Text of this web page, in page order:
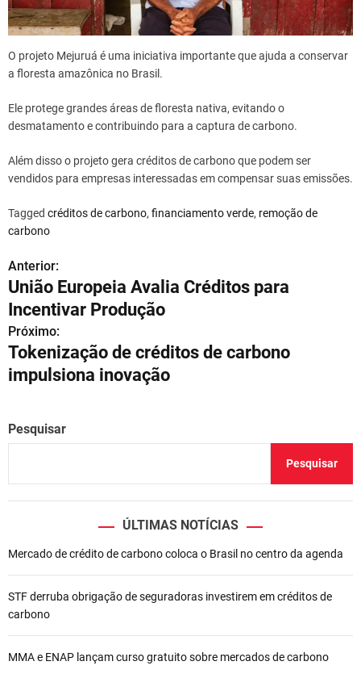
O projeto Mejuruá é uma iniciativa importante que ajuda a conservar
a floresta amazônica no Brasil.
Ele protege grandes áreas de floresta nativa, evitando o
desmatamento e contribuindo para a captura de carbono.
Além disso o projeto gera créditos de carbono que podem ser
vendidos para empresas interessadas em compensar suas emissões.
Tagged créditos de carbono, financiamento verde, remoção de
carbono
N
a
v
e
a
ã
d
e
P
o
Anterior:
União Europeia Avalia Créditos para
Incentivar Produção
Próximo:
Tokenização de créditos de carbono
impulsiona inovação
Pesquisar
Pesquisar
ÚLTIMAS NOTÍCIAS
Mercado de crédito de carbono coloca o Brasil no centro da agenda
STF derruba obrigação de seguradoras investirem em créditos de
carbono
MMA e ENAP lançam curso gratuito sobre mercados de carbono